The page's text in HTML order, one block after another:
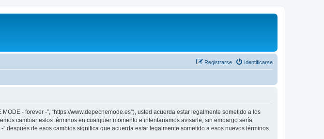
Identificarse
Registrarse
- forever -”, “https://www.depechemode.es”), usted acuerda estar legalmente sometido a los
cambiar estos términos en cualquier momento e intentaríamos avisarle, sin embargo sería
después de esos cambios significa que acuerda estar legalmente sometido a esos nuevos términos